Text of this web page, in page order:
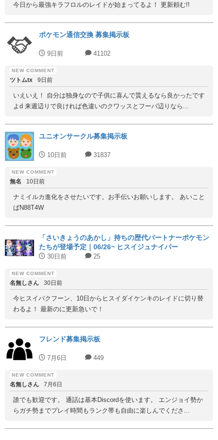
今日から最強キラフロルのレイドが始まってるよ！ 更新頼む!!
ポケモン通信交換 募集掲示板
9日前 41102
ツトムtx 9日前
いえいえ！ 自分は独身なので子供に喜んで貰えるなら良かったです
よd 来週辺りで良ければ色違いのクワッスとフーパ辺りなら...
ユニオンサークル募集掲示板
10日前 31837
無名 10日前
ナミイルカ進化をさせたいです。お手伝いお願いします。 あいこと
ばN88T4W
「さいきょうのあかし」持ちの歴代パートナーポケモン
たちが登場予定｜06/26~ ヒスイジュナイパー
30日前 25
名無しさん 30日前
今ヒスイバクフーン、10日からヒスイダイケンキのレイドに切り替
わるよ！ 最新のに更新急いで！
フレンド募集掲示板
7月6日 449
名無しさん 7月6日
誰でも歓迎です。 通話は基本Discordを使います。 エンジョイ勢か
らガチ勢までプレイ時間もランク帯も自由に楽しんでくださ...